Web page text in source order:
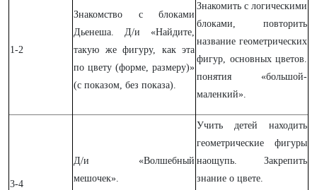
1-2
Знакомство с блоками
Дьенеша. Д/и «Найдите,
такую же фигуру, как эта
по цвету (форме, размеру)»
(с показом, без показа).
Знакомить с логическими
блоками, повторить
название геометрических
фигур, основных цветов.
понятия «большой-
маленкий».
3-4
Д/и «Волшебный
мешочек».
Учить детей находить
геометрические фигуры
наощупь. Закрепить
знание о цвете.